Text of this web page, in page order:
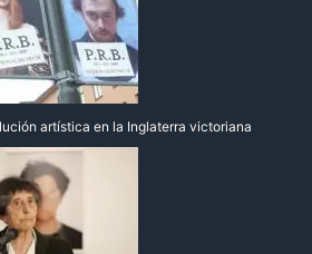
artística en la Inglaterra victoriana